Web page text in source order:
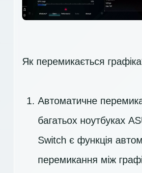
Як перемикається
Автоматичне
багатьох ноутбуках
Switch є функція
перемикання між